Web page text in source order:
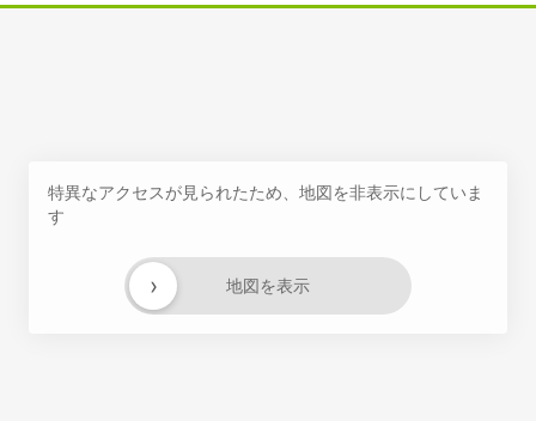
特異なアクセスが見られたため、地図を非表示にしていま
す
地図を表示
›